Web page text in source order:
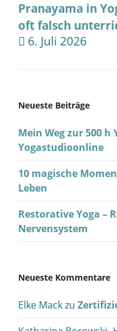
Pranayama in
oft falsch
6. Juli 2026
Neueste Beiträge
Mein Weg zur 500
Yogastudioonline
10 magische
Leben
Restorative Yoga –
Nervensystem
Neueste Kommentare
Elke Mackzu